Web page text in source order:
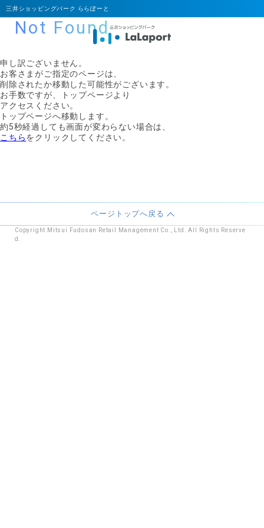
三井ショッピングパーク ららぽーと
Not Found
申し訳ございません。
お客さまがご指定のページは、
削除されたか移動した可能性がございます。
お手数ですが、トップページより
アクセスください。
トップページへ移動します。
約5秒経過しても画面が変わらない場合は、
こちらをクリックしてください。
ページトップへ戻る
Copyright Mitsui Fudosan Retail Management Co., Ltd. All Rights Reserve
d.